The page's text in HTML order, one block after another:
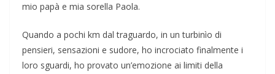
mio papà e mia sorella Paola.
Quando a pochi km dal traguardo, in un turbinìo di
pensieri, sensazioni e sudore, ho incrociato finalmente i
loro sguardi, ho provato un’emozione ai limiti della